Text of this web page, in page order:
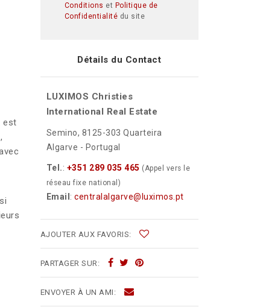
est
Conditions et Politique de
Confidentialité du site
Détails du Contact
LUXIMOS Christies
International Real Estate
Semino, 8125-303 Quarteira
Algarve - Portugal
Tel.: +351 289 035 465 (Appel vers le
réseau fixe national)
Email : centralalgarve@luximos.pt
AJOUTER AUX FAVORIS:
PARTAGER SUR:
ENVOYER À UN AMI: